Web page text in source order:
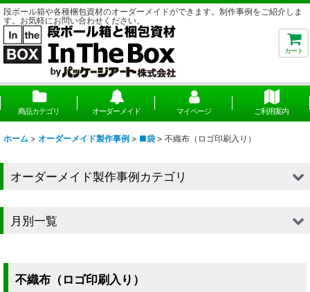
段ボール箱や各種梱包資材のオーダーメイドができます。制作事例をご紹介しま
す。お気軽にお問い合わせください。
カート
商品カテゴリ オーダーメイド マイページ ご利用案内
ホーム > オーダーメイド製作事例 > ■袋 > 不織布（ロゴ印刷入り）
不織布（ロゴ印刷入り）
オーダーメイド製作事例カテゴリ
■段ボール（箱以外）
■組箱
月別一覧
2025年